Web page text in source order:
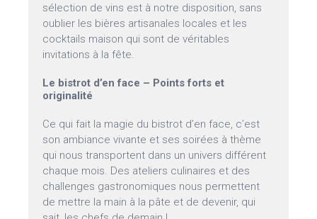
sélection de vins est à notre disposition, sans
oublier les bières artisanales locales et les
cocktails maison qui sont de véritables
invitations à la fête.
Le bistrot d’en face – Points forts et
originalité
Ce qui fait la magie du bistrot d’en face, c’est
son ambiance vivante et ses soirées à thème
qui nous transportent dans un univers différent
chaque mois. Des ateliers culinaires et des
challenges gastronomiques nous permettent
de mettre la main à la pâte et de devenir, qui